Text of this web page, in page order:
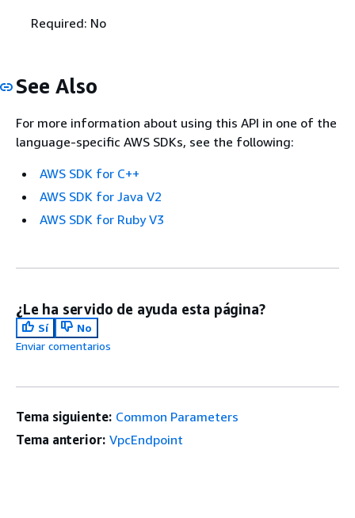
Required: No
See Also
For more information about using this API in one of the
language-specific AWS SDKs, see the following:
AWS SDK for C++
AWS SDK for Java V2
AWS SDK for Ruby V3
¿Le ha servido de ayuda esta página?
Sí
No
Enviar comentarios
Tema siguiente: Common Parameters
Tema anterior: VpcEndpoint